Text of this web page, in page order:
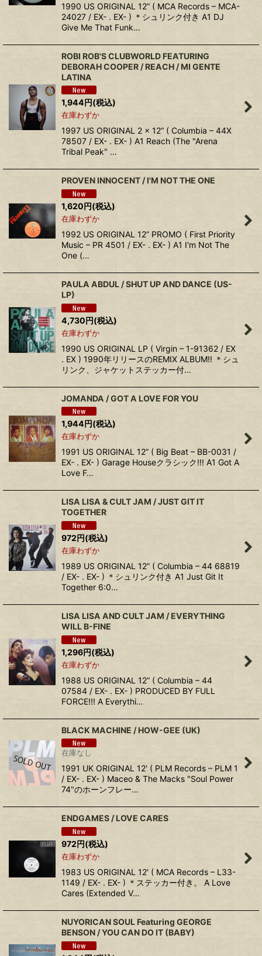
1990 US ORIGINAL 12” ( MCA Records – MCA-
24027 / EX- . EX- ) ＊シュリンク付き A1 DJ
Give Me That Funk…
ROBI ROB'S CLUBWORLD FEATURING
DEBORAH COOPER / REACH / MI GENTE
LATINA
1,944円(税込)
在庫わずか
1997 US ORIGINAL 2 × 12” ( Columbia – 44X
78507 / EX- . EX- ) A1 Reach (The "Arena
Tribal Peak" …
PROVEN INNOCENT / I'M NOT THE ONE
1,620円(税込)
在庫わずか
1992 US ORIGINAL 12” PROMO ( First Priority
Music – PR 4501 / EX- . EX- ) A1 I'm Not The
One (…
PAULA ABDUL / SHUT UP AND DANCE (US-
LP)
4,730円(税込)
在庫わずか
1990 US ORIGINAL LP ( Virgin – 1-91362 / EX
. EX ) 1990年リリースのREMIX ALBUM!! ＊シュ
リンク、ジャケットステッカー付…
JOMANDA / GOT A LOVE FOR YOU
1,944 円(税込)
在庫わずか
1991 US ORIGINAL 12” ( Big Beat – BB-0031 /
EX- . EX- ) Garage Houseクラシック!!! A1 Got A
Love F…
LISA LISA & CULT JAM / JUST GIT IT
TOGETHER
972円(税込)
在庫わずか
1989 US ORIGINAL 12” ( Columbia – 44 68819
/ EX- . EX- ) ＊シュリンク付き A1 Just Git It
Together 6:0…
LISA LISA AND CULT JAM / EVERYTHING
WILL B-FINE
1,296円(税込)
在庫わずか
1988 US ORIGINAL 12” ( Columbia – 44
07584 / EX- . EX- ) PRODUCED BY FULL
FORCE!!! A Everythi…
BLACK MACHINE / HOW-GEE (UK)
在庫なし
1991 UK ORIGINAL 12' ( PLM Records – PLM 1
/ EX- . EX- ) Maceo & The Macks "Soul Power
74"のホーンフレー…
ENDGAMES / LOVE CARES
972円(税込)
在庫わずか
1983 US ORIGINAL 12' ( MCA Records – L33-
1149 / EX- . EX- ) ＊ステッカー付き。 A Love
Cares (Extended V…
NUYORICAN SOUL Featuring GEORGE
BENSON / YOU CAN DO IT (BABY)